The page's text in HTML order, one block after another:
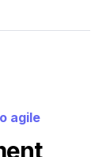
agile